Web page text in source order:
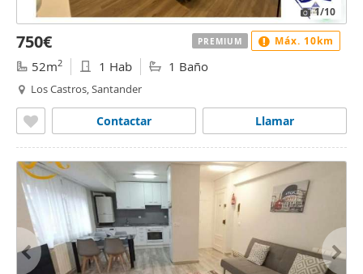
1/10
750€
52m2 1 Hab 1 Baño
Los Castros, Santander
Llamar
Contactar
PREMIUM Máx. 10km